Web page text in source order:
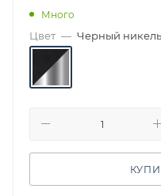
Много
Цвет — Черный